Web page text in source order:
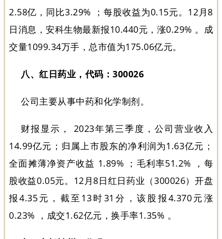
2.58亿，同比3.29% ；每股收益为0.15元。12月8
日消息，安科生物最新报10.440元，涨0.29% 。成
交量1099.34万手，总市值为175.06亿元。
八、红日药业，代码：300026
公司主要从事中药和化学制剂。
财报显示， 2023年第三季度，公司营业收入
14.99亿元；归属上市股东的净利润为1.63亿元；
全面摊薄净资产收益 1.89% ；毛利率51.2% ，每
股收益0.05元。12月8日红日药业（300026）开盘
报4.35元，截至13时31分，该股报4.370元涨
0.23% ，成交1.62亿元，换手率1.35% 。